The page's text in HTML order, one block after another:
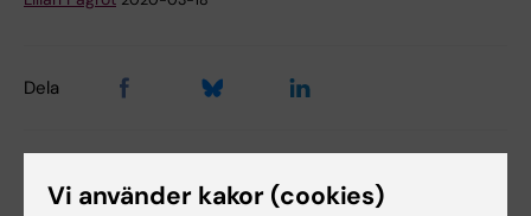
Dela
Relaterade artiklar
Vi använder kakor (cookies)